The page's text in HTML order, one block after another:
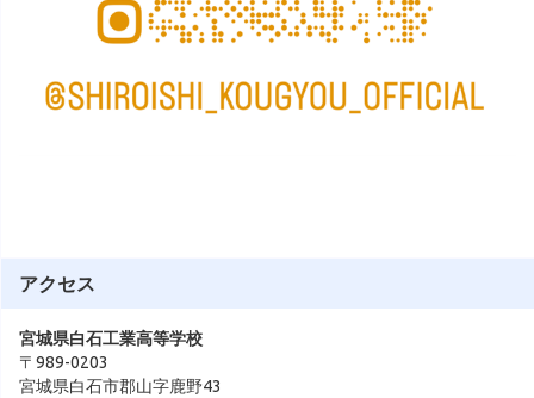
アクセス
宮城県白石工業高等学校
〒989-0203
宮城県白石市郡山字鹿野43